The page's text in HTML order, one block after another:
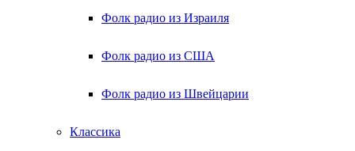
Фолк радио из Израиля
Фолк радио из США
Фолк радио из Швейцарии
Классика